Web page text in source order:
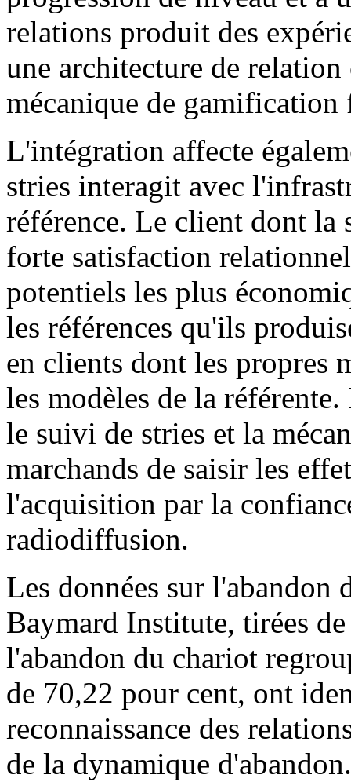
relations produit des
une architecture de
mécanique de gamification
L'intégration affecte
stries interagit avec
référence. Le client dont la
forte satisfaction
potentiels les plus
les références qu'ils
en clients dont les propres
les modèles de la
le suivi de stries et la
marchands de saisir les
l'acquisition par la
radiodiffusion.
Les données sur l'abandon
Baymard Institute, tirées
l'abandon du chariot
de 70,22 pour cent, ont
reconnaissance des
de la dynamique d'abandon.